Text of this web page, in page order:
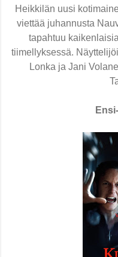
Heikkilän uusi
viettää juhannusta
tapahtuu
tiimellyksessä.
Lonka ja Jani